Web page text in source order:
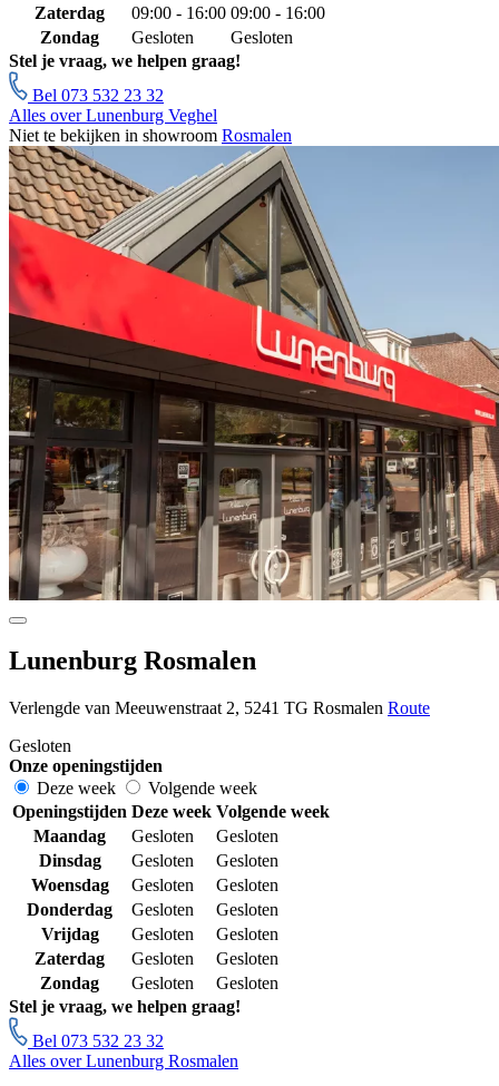
Zaterdag
09:00 - 16:00 09:00 - 16:00
Zondag
Gesloten
Gesloten
Stel je vraag, we helpen graag!
Bel 073 532 23 32
Alles over Lunenburg Veghel
Niet te bekijken in showroom Rosmalen
Lunenburg Rosmalen
Verlengde van Meeuwenstraat 2, 5241 TG Rosmalen Route
Gesloten
Onze openingstijden
Deze week
Volgende week
Openingstijden Deze week Volgende week
Maandag
Gesloten
Gesloten
Dinsdag
Gesloten
Gesloten
Woensdag
Gesloten
Gesloten
Donderdag
Gesloten
Gesloten
Vrijdag
Gesloten
Gesloten
Zaterdag
Gesloten
Gesloten
Zondag
Gesloten
Gesloten
Stel je vraag, we helpen graag!
Bel 073 532 23 32
Alles over Lunenburg Rosmalen